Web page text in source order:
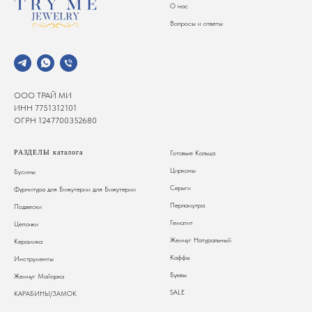
ООО ТРАЙ МИ
ИНН 7751312101
ОГРН 1247700352680
О нас
Вопросы и ответы
РАЗДЕЛЫ каталога
Бусины
Фурнитура для Бижутерии для Бижутерии
Подвески
Цепочки
Керамика
Инструменты
Жемчуг Майорка
КАРАБИНЫ/ЗАМОК
Готовые Кольца
Цирконы
Серьги
Перламутра
Гематит
Жемчуг Натуральный
Каффы
Буквы
SALE